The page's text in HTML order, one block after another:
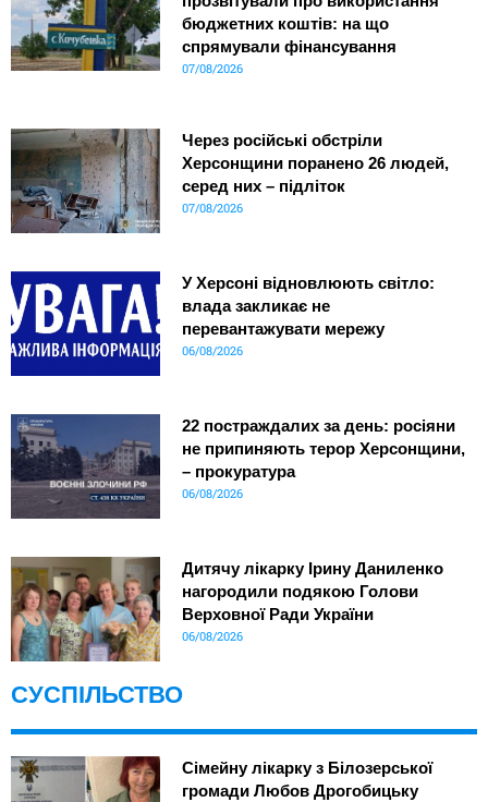
бюджетних коштів: на що
спрямували фінансування
07/08/2026
Через російські обстріли
Херсонщини поранено 26 людей,
серед них – підліток
07/08/2026
У Херсоні відновлюють світло:
влада закликає не
перевантажувати мережу
06/08/2026
22 постраждалих за день: росіяни
не припиняють терор Херсонщини,
– прокуратура
06/08/2026
Дитячу лікарку Ірину Даниленко
нагородили подякою Голови
Верховної Ради України
06/08/2026
СУСПІЛЬСТВО
Сімейну лікарку з Білозерської
громади Любов Дрогобицьку